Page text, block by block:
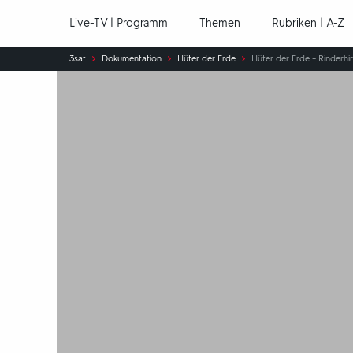
Live-TV | Programm Themen Rubriken | A-Z
Sie
sind
3sat Dokumentation Hüter der Erde Hüter der Erde –